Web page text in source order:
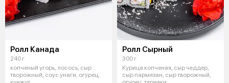
Ролл Канада
240 г
копченый угорь, лосось, сыр
творожный, соус унаги, огурец,
Ролл Сырный
300 г
Курица копченая, сыр чеддер,
сыр пармезан, сыр творожный,